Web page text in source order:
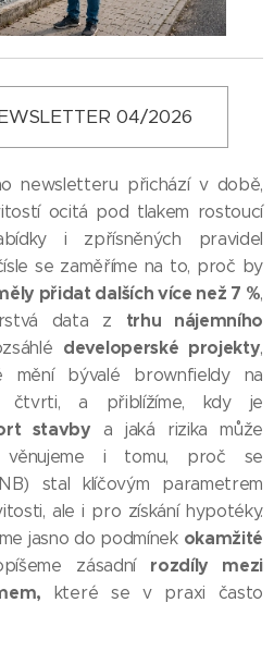
04/2026
newsletteru přichází v době,
ocitá pod tlakem rostoucí
i zpřísněných pravidel
se zaměříme na to, proč by
přidat dalších více než 7 %,
data z trhu nájemního
developerské projekty,
bývalé brownfieldy na
čtvrti, a přiblížíme, kdy je
stavby a jaká rizika může
věnujeme i tomu, proč se
stal klíčovým parametrem
ale i pro získání hypotéky.
jasno do podmínek okamžité
zásadní rozdíly mezi
které se v praxi často